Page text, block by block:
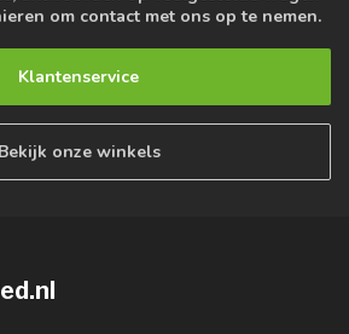
om contact met ons op te nemen.
Klantenservice
Bekijk onze winkels